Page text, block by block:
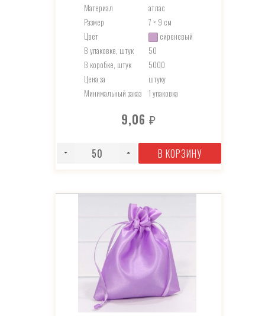
Материал
атлас
Размер
7 × 9 см
Цвет
сиреневый
В упаковке, штук
50
В коробке, штук
5000
Цена за
штуку
Минимальный заказ
1 упаковка
9,06 ₽
В КОРЗИНУ